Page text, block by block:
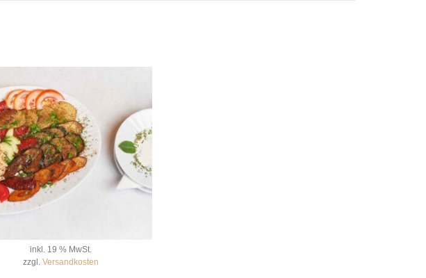
inkl. 19 % MwSt.
zzgl. Versandkosten